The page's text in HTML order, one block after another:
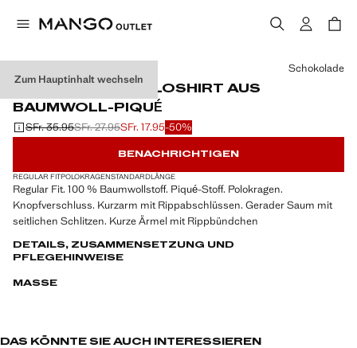
Zum Hauptinhalt wechseln
REGULAR-FIT-POLOSHIRT AUS
BAUMWOLL-PIQUÉ
Ausgangspreis durchgestrichen [SFr. 35.95 ]
SFr. 35.95
Zweiter Preis durchgestrichen [SFr. 27.95 ]
SFr. 27.95
Aktueller Preis [SFr. 17.95 ]SFr. 17.95-50%
Wählen Sie eine Farbe
Schokolade
BENACHRICHTIGEN
REGULAR FITPOLOKRAGENSTANDARDLÄNGE
Regular Fit. 100 % Baumwollstoff. Piqué-Stoff. Polokragen.
Knopfverschluss. Kurzarm mit Rippabschlüssen. Gerader Saum mit
seitlichen Schlitzen. Kurze Ärmel mit Rippbündchen
DETAILS, ZUSAMMENSETZUNG UND
PFLEGEHINWEISE
MASSE
DAS KÖNNTE SIE AUCH INTERESSIEREN